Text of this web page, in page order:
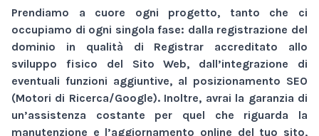
Prendiamo a cuore ogni progetto, tanto che ci
occupiamo di ogni singola fase: dalla registrazione del
dominio in qualità di Registrar accreditato allo
sviluppo fisico del Sito Web, dall’integrazione di
eventuali funzioni aggiuntive, al posizionamento SEO
(Motori di Ricerca/Google). Inoltre, avrai la garanzia di
un’assistenza costante per quel che riguarda la
manutenzione e l’aggiornamento online del tuo sito,